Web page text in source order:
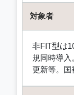
対象者
非FIT型は
規同時導
更新等。国